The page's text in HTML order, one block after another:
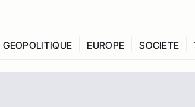
GEOPOLITIQUE EUROPE SOCIETE